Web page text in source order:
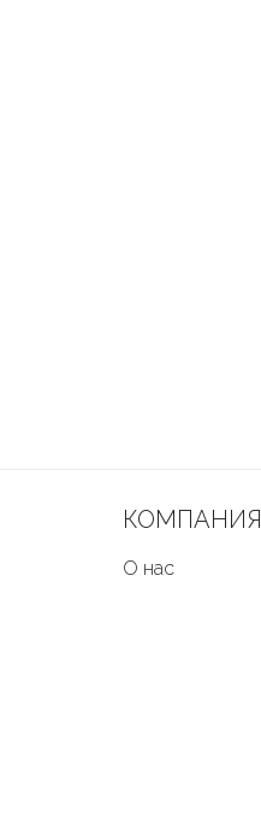
КОМПАНИЯ
О нас